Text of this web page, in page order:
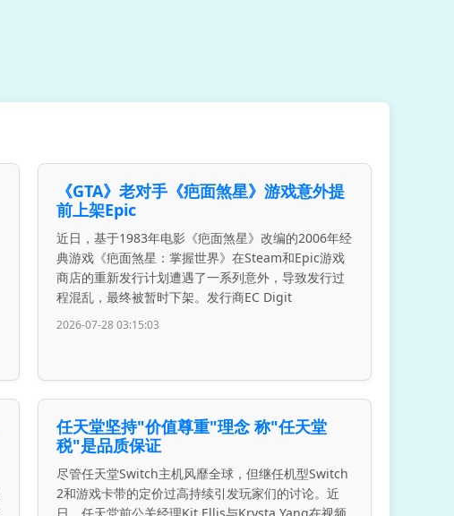
《GTA》老对手《疤面煞星》游戏意外提
前上架Epic
近日，基于1983年电影《疤面煞星》改编的2006年经
典游戏《疤面煞星：掌握世界》在Steam和Epic游戏
商店的重新发行计划遭遇了一系列意外，导致发行过
程混乱，最终被暂时下架。发行商EC Digit
2026-07-28 03:15:03
任天堂坚持"价值尊重"理念 称"任天堂
税"是品质保证
尽管任天堂Switch主机风靡全球，但继任机型Switch
2和游戏卡带的定价过高持续引发玩家们的讨论。近